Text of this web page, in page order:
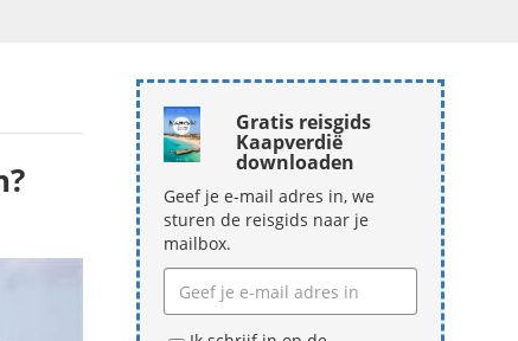
Gratis reisgids
Kaapverdië
downloaden
Geef je e-mail adres in, we
sturen de reisgids naar je
mailbox.